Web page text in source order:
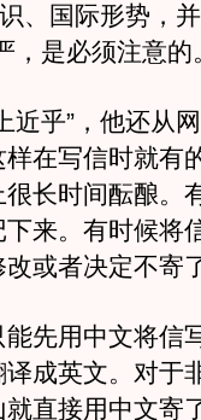
、国际形势，
，是必须注意的
乎”，他还从
在写信时就有
长时间酝酿。
来。有时候将
或者决定不寄
先用中文将信
成英文。对于
直接用中文寄